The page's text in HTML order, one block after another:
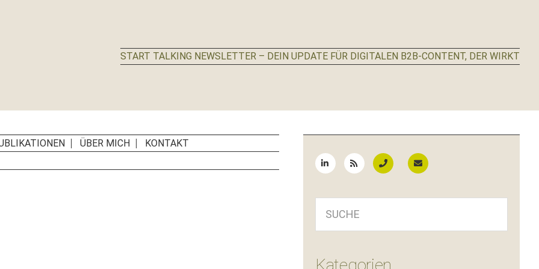
START TALKING NEWSLETTER – DEIN UPDATE FÜR DIGITALEN B2B-CONTENT, DER WIRKT
ÜBER MICH
KONTAKT